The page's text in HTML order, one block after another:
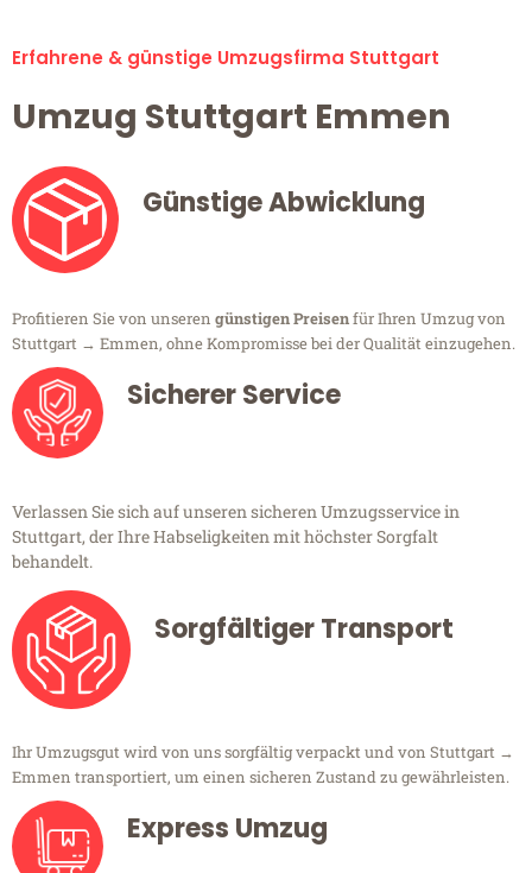
Erfahrene & günstige Umzugsfirma Stuttgart
Umzug Stuttgart Emmen
Günstige Abwicklung
Profitieren Sie von unseren günstigen Preisenfür Ihren Umzug von
Stuttgart → Emmen, ohne Kompromisse bei der Qualität einzugehen.
Sicherer Service
Verlassen Sie sich auf unseren sicheren Umzugsservice in
Stuttgart, der Ihre Habseligkeiten mit höchster Sorgfalt
behandelt.
Sorgfältiger Transport
Ihr Umzugsgut wird von uns sorgfältig verpackt und von Stuttgart →
Emmen transportiert, um einen sicheren Zustand zu gewährleisten.
Express Umzug